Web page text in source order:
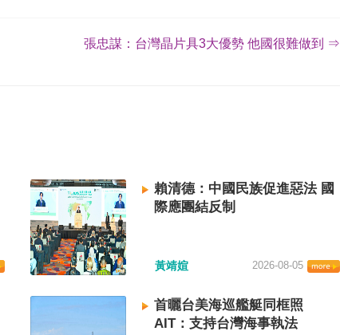
張忠謀：台灣晶片具3大優勢 他國很難做到 ⇒
賴清德：中國民族促進惡法 國
際應團結反制
黃靖媗 2026-08-05
首曬台美海巡艦艇同框照
AIT：支持台灣海事執法